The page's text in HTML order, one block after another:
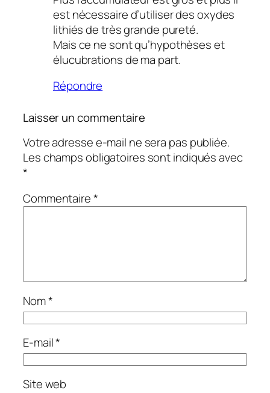
est nécessaire d’utiliser des oxydes
lithiés de très grande pureté.
Mais ce ne sont qu’hypothèses et
élucubrations de ma part.
Répondre
Laisser un commentaire
Votre adresse e-mail ne sera pas publiée.
Les champs obligatoires sont indiqués avec
*
Commentaire*
Nom*
E-mail*
Site web